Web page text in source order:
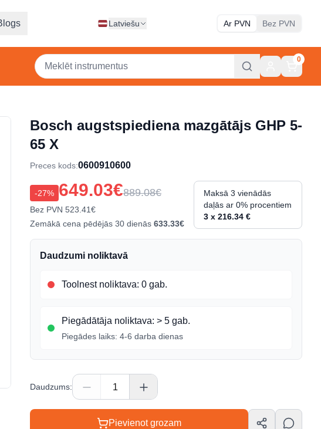
Latviešu Ar PVN Bez PVN
0
Bosch augstspiediena mazgātājs GHP 5-
65 X
Preces kods:0600910600
-27% 649.03€889.08€
Bez PVN 523.41€
Zemākā cena pēdējās 30 dienās 633.33€
Maksā 3 vienādās
daļās ar 0% procentiem
3 x 216.34 €
Daudzumi noliktavā
Toolnest noliktava: 0 gab.
Piegādātāja noliktava: > 5 gab.
Piegādes laiks: 4-6 darba dienas
Daudzums:
Pievienot grozam